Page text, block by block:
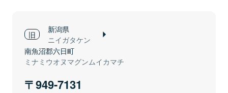
新潟県
ニイガタケン
南魚沼郡六日町
ミナミウオヌマグンムイカマチ
949-7131